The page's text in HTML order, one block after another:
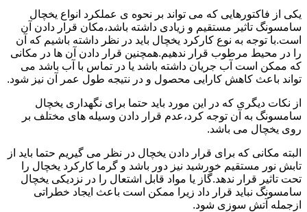
یکی از فاکتورهایی که می تواند بر نحوه ی عملکرد انواع یخچال
سامسونگ تاثیر مستقیم و زیادی داشته باشد،مکان قرار دادن آن
است.با توجه به نوع کارکرد یخچال باید در نظر داشته باشیم که آن
را در محیط مرطوب قرار ندهیم.همچنین قرار دادن آن ها در مکانی
که ممکن است آب جریان داشته باشد یا در تماس با آب باشد می
تواند باعث کاهش کارایی محصول و در نتیجه طول عمر آن نیز شود.
از نکات دیگری که در این مورد باید حتما برای نگهداری یخچال
سامسونگ به آن توجه کرد،عدم قرار دادن وسیله های مختلف بر
روی یخچال می باشد.
البته مکانی که برای قرار دادن یخچال در نظر می گیریم حتما باید از
تابش نور مستقیم خورشید نیز دور باشد و گرما کارکرد یخچال را
تحت تاثیر قرار ندهد.گاز یا مواد قابل اشتعال را در نزدیکی یخچال
سامسونگ نباید قرار داد زیرا ممکن است باعث ایجاد خطراتی
ازجمله آتش سوزی شود.